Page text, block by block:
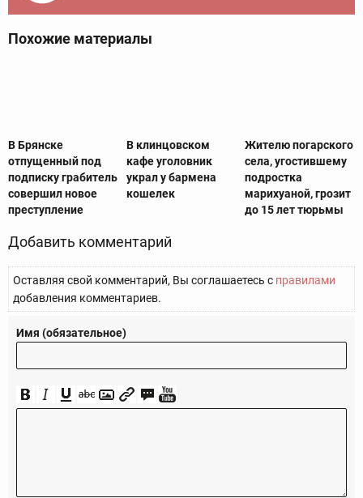
Похожие материалы
В Брянске
отпущенный под
подписку грабитель
совершил новое
преступление
В клинцовском
кафе уголовник
украл у бармена
кошелек
Жителю погарского
села, угостившему
подростка
марихуаной, грозит
до 15 лет тюрьмы
Добавить комментарий
Оставляя свой комментарий, Вы соглашаетесь с правилами
добавления комментариев.
Имя (обязательное)